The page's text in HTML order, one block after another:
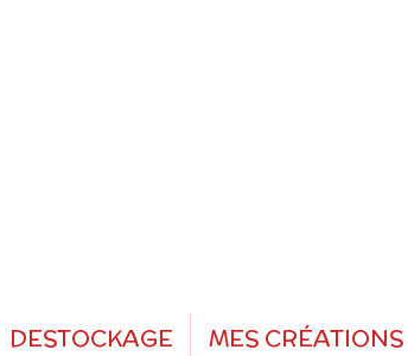
DESTOCKAGE MES CRÉATIONS